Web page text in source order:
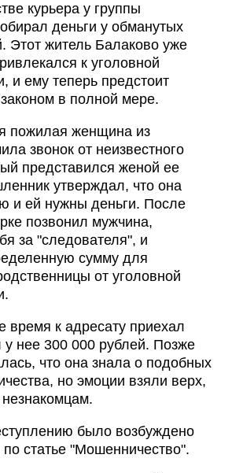
курьера у группы
деньги у обманутых
Этот житель Балаково уже
к уголовной
и ему теперь предстоит
в полной мере.
пожилая женщина из
звонок от неизвестного
представился женой ее
утверждал, что она
и ей нужны деньги. После
позвонил мужчина,
за "следователя", и
сумму для
от уголовной
время к адресату приехал
у нее 300 000 рублей. Позже
что она знала о подобных
но эмоции взяли верх,
было возбуждено
статье "Мошенничество".